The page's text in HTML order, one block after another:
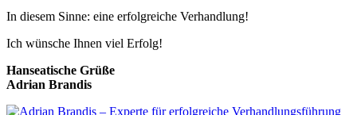
In diesem Sinne: eine erfolgreiche Verhandlung!
Ich wünsche Ihnen viel Erfolg!
Hanseatische Grüße
Adrian Brandis